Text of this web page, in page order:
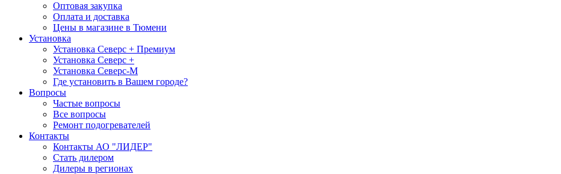
Оптовая закупка
Оплата и доставка
Цены в магазине в Тюмени
Установка
Установка Северс + Премиум
Установка Северс +
Установка Северс-М
Где установить в Вашем городе?
Вопросы
Частые вопросы
Все вопросы
Ремонт подогревателей
Контакты
Контакты АО "ЛИДЕР"
Стать дилером
Дилеры в регионах